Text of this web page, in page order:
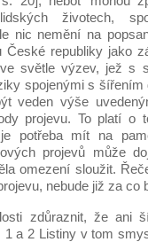
životech,
nic nemění na
republiky jako
světle výzev, jež s
spojenými s šířením
veden výše
projevu. To platí o
potřeba mít na
projevů může
omezení sloužit.
nebude již za co
zdůraznit, že ani
a 2 Listiny v tom